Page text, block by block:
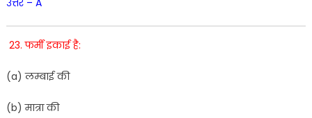
उत्तर – A
23.फर्मीइकाईहै:
(a)लम्बाईकी
(b)मात्रा की